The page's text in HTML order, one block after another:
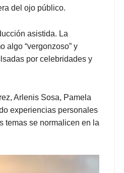
del ojo público.
asistida. La
algo “vergonzoso” y
por celebridades y
Arlenis Sosa, Pamela
experiencias personales
temas se normalicen en la